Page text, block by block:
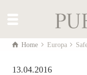
Home Europa
13.04.2016